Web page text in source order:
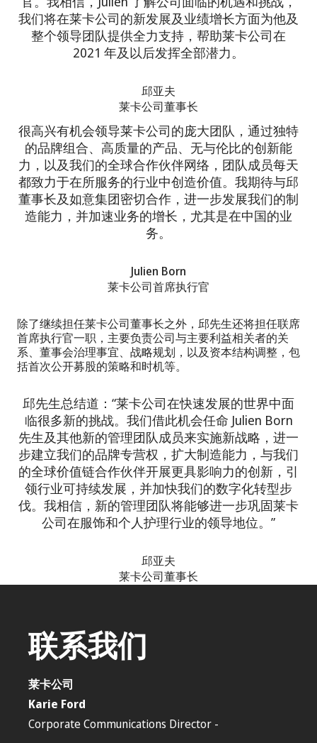
我们将在莱卡公司的新发展及业绩增长方面为他及
整个领导团队提供全力支持，帮助莱卡公司在
2021 年及以后发挥全部潜力。
邱亚夫
莱卡公司董事长
很高兴有机会领导莱卡公司的庞大团队，通过独特
的品牌组合、高质量的产品、无与伦比的创新能
力，以及我们的全球合作伙伴网络，团队成员每天
都致力于在所服务的行业中创造价值。我期待与邱
董事长及如意集团密切合作，进一步发展我们的制
造能力，并加速业务的增长，尤其是在中国的业
务。
Julien Born
莱卡公司首席执行官
除了继续担任莱卡公司董事长之外，邱先生还将担任联席
首席执行官一职，主要负责公司与主要利益相关者的关
系、董事会治理事宜、战略规划，以及资本结构调整，包
括首次公开募股的策略和时机等。
邱先生总结道：“莱卡公司在快速发展的世界中面
临很多新的挑战。我们借此机会任命 Julien Born
先生及其他新的管理团队成员来实施新战略，进一
步建立我们的品牌专营权，扩大制造能力，与我们
的全球价值链合作伙伴开展更具影响力的创新，引
领行业可持续发展，并加快我们的数字化转型步
伐。我相信，新的管理团队将能够进一步巩固莱卡
公司在服饰和个人护理行业的领导地位。”
邱亚夫
莱卡公司董事长
联系我们
莱卡公司
Karie Ford
Corporate Communications Director -